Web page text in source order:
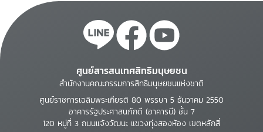
ศูนย์สารสนเทศสิทธิมนุษยชน
สำนักงานคณะกรรมการสิทธิมนุษยชนแห่งชาติ
ศูนย์ราชการเฉลิมพระเกียรติ 80 พรรษา 5 ธันวาคม 2550
อาคารรัฐประศาสนภักดี (อาคารบี) ชั้น 7
120 หมู่ที่ 3 ถนนแจ้งวัฒนะ แขวงทุ่งสองห้อง เขตหลักสี่